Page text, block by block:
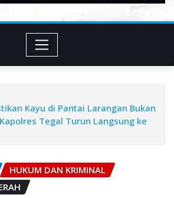
Kayu di Pantai Larangan Bukan
Tegal Turun Langsung ke
HUKUM DAN KRIMINAL